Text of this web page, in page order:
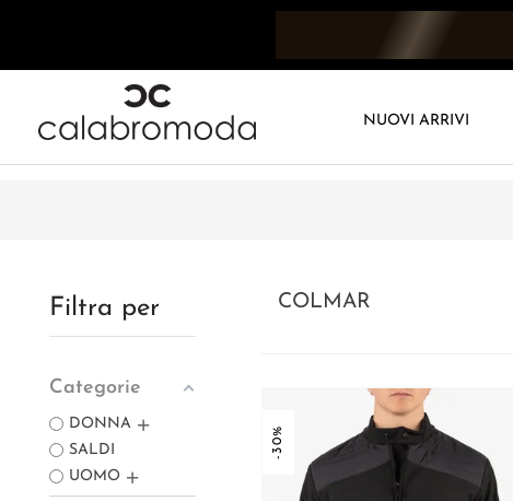
NUOVI ARRIVI
Filtra per
Categorie
DONNA
SALDI
UOMO
COLMAR
-30%